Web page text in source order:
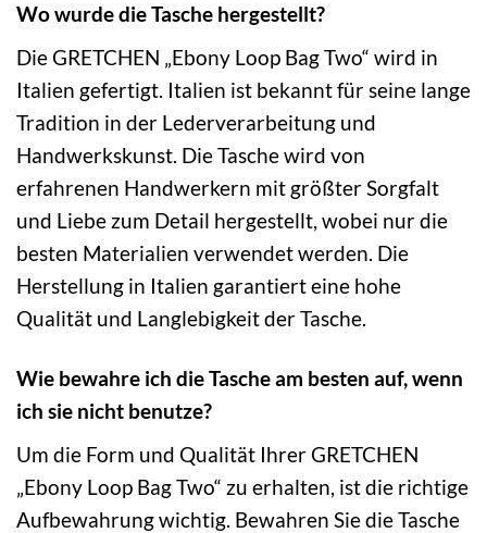
Wo wurde die Tasche hergestellt?
Die GRETCHEN „Ebony Loop Bag Two“ wird in
Italien gefertigt. Italien ist bekannt für seine lange
Tradition in der Lederverarbeitung und
Handwerkskunst. Die Tasche wird von
erfahrenen Handwerkern mit größter Sorgfalt
und Liebe zum Detail hergestellt, wobei nur die
besten Materialien verwendet werden. Die
Herstellung in Italien garantiert eine hohe
Qualität und Langlebigkeit der Tasche.
Wie bewahre ich die Tasche am besten auf, wenn
ich sie nicht benutze?
Um die Form und Qualität Ihrer GRETCHEN
„Ebony Loop Bag Two“ zu erhalten, ist die richtige
Aufbewahrung wichtig. Bewahren Sie die Tasche